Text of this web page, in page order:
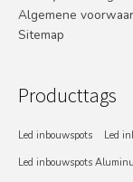
Algemene
Sitemap
Producttags
Led inbouwspots Led
Led inbouwspots